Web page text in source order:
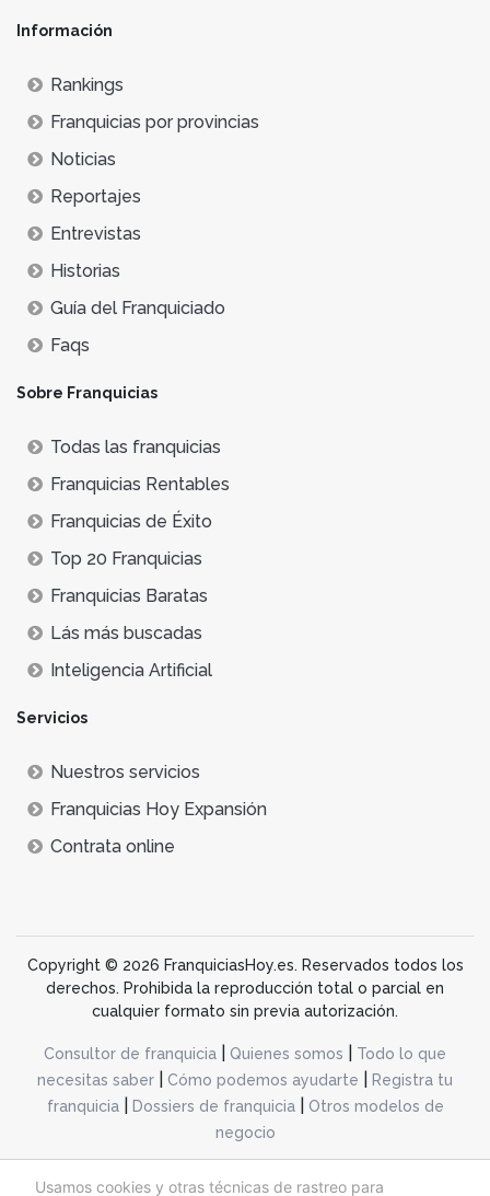
Usamos cookies y otras técnicas de rastreo para
Información
Rankings
Franquicias por provincias
Noticias
Reportajes
Entrevistas
Historias
Guía del Franquiciado
Faqs
Sobre Franquicias
Todas las franquicias
Franquicias Rentables
Franquicias de Éxito
Top 20 Franquicias
Franquicias Baratas
Lás más buscadas
Inteligencia Artificial
Servicios
Nuestros servicios
Franquicias Hoy Expansión
Contrata online
Copyright © 2026 FranquiciasHoy.es. Reservados todos los
derechos. Prohibida la reproducción total o parcial en
cualquier formato sin previa autorización.
Consultor de franquicia Quienes somos
Todo lo que
necesitas saber
Cómo podemos ayudarte
Registra tu
franquicia| Dossiers de franquicia|
Otros modelos de
negocio